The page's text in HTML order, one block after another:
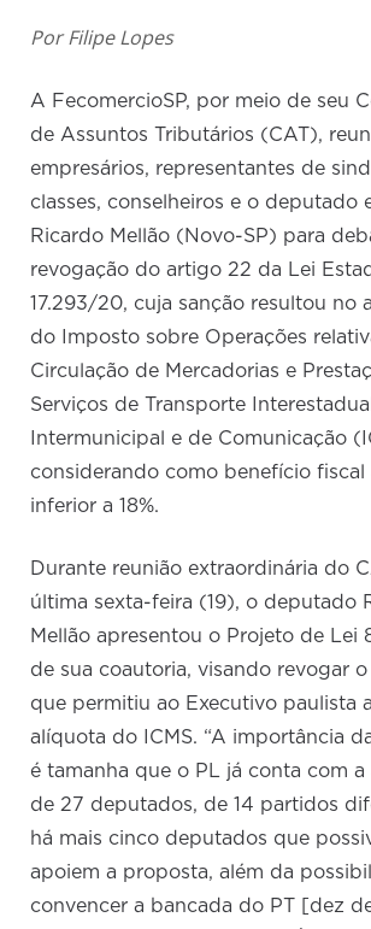
Por Filipe Lopes
A FecomercioSP, por meio de seu
de Assuntos Tributários (CAT),
empresários, representantes de
classes, conselheiros e o deputado
Ricardo Mellão (Novo-SP) para
revogação do artigo 22 da Lei
17.293/20, cuja sanção resultou no
do Imposto sobre Operações
Circulação de Mercadorias e
Serviços de Transporte
Intermunicipal e de Comunicação
considerando como benefício fiscal
inferior a 18%.
Durante reunião extraordinária do
última sexta-feira (19), o deputado
Mellão apresentou o Projeto de Lei
de sua coautoria, visando revogar
que permitiu ao Executivo paulista
alíquota do ICMS. “A importância
é tamanha que o PL já conta com a
de 27 deputados, de 14 partidos
há mais cinco deputados que
apoiem a proposta, além da
convencer a bancada do PT [dez